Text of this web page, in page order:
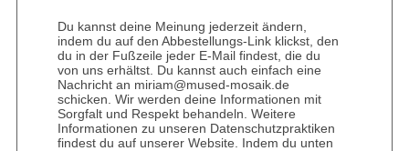
Du kannst deine Meinung jederzeit ändern,
indem du auf den Abbestellungs-Link klickst, den
du in der Fußzeile jeder E-Mail findest, die du
von uns erhältst. Du kannst auch einfach eine
Nachricht an miriam@mused-mosaik.de
schicken. Wir werden deine Informationen mit
Sorgfalt und Respekt behandeln. Weitere
Informationen zu unseren Datenschutzpraktiken
findest du auf unserer Website. Indem du unten